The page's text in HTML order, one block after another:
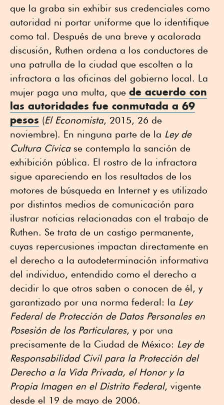
que la graba sin exhibir sus credenciales como
autoridad ni portar uniforme que lo identifique
como tal. Después de una breve y acalorada
discusión, Ruthen ordena a los conductores de
una patrulla de la ciudad que escolten a la
infractora a las oficinas del gobierno local. La
mujer paga una multa, que de acuerdo con
las autoridades fue conmutada a 69
pesos (El Economista, 2015, 26 de
noviembre). En ninguna parte de la Ley de
Cultura Cívicase contempla la sanción de
exhibición pública. El rostro de la infractora
sigue apareciendo en los resultados de los
motores de búsqueda en Internet y es utilizado
por distintos medios de comunicación para
ilustrar noticias relacionadas con el trabajo de
Ruthen. Se trata de un castigo permanente,
cuyas repercusiones impactan directamente en
el derecho a la autodeterminación informativa
del individuo, entendido como el derecho a
decidir lo que otros saben o conocen de él, y
garantizado por una norma federal: la Ley
Federal de Protección de Datos Personales en
Posesión de los Particulares, y por una
precisamente de la Ciudad de México: Ley de
Responsabilidad Civil para la Protección del
Derecho a la Vida Privada, el Honor y la
Propia Imagen en el Distrito Federal, vigente
desde el 19 de mayo de 2006.